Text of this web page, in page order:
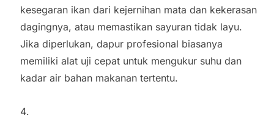
kesegaran ikan dari kejernihan mata dan kekerasan
dagingnya, atau memastikan sayuran tidak layu.
Jika diperlukan, dapur profesional biasanya
memiliki alat uji cepat untuk mengukur suhu dan
kadar air bahan makanan tertentu.